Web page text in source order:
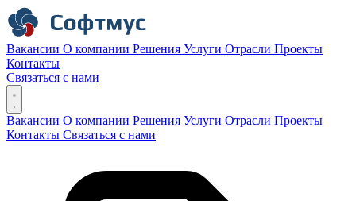
Вакансии О компании Решения Услуги Отрасли Проекты
Контакты
Связаться с нами
Вакансии О компании Решения Услуги Отрасли Проекты
Контакты Связаться с нами